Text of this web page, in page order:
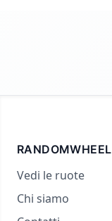
RANDOMWHEEL
Vedi le ruote
Chi siamo